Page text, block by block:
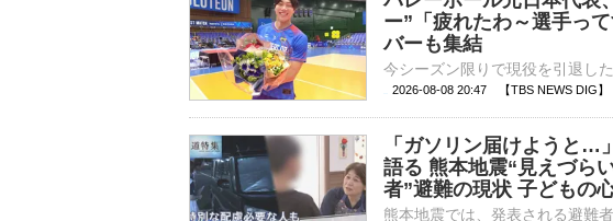
ー”「疲れたわ～選手っ
バーも集結
2026-08-08 20:47 【TBS NEWS DIG】
「ガソリン届けようと…
語る 熊本地震“見えづら
者”避難の現状 子どもの